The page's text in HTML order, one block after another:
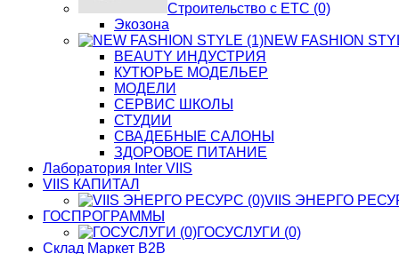
Строительство с ЕТС (0)
Экозона
NEW FASHION
BЕАUTY ИНДУСТРИЯ
КУТЮРЬЕ МОДЕЛЬЕР
МОДЕЛИ
СЕРВИС ШКОЛЫ
СТУДИИ
СВАДЕБНЫЕ САЛОНЫ
ЗДОРОВОЕ ПИТАНИЕ
Лаборатория Inter VIIS
VIIS КАПИТАЛ
VIIS ЭНЕРГО
ГОСПРОГРАММЫ
ГОСУСЛУГИ (0)
Склад Маркет В2В